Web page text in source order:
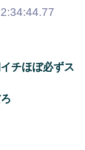
チほぼ必ずス